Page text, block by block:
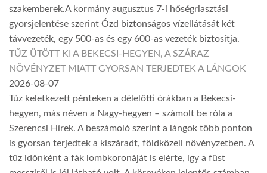
szakemberek.A kormány augusztus 7-i hőségriasztási
gyorsjelentése szerint Ózd biztonságos vízellátását két
távvezeték, egy 500-as és egy 600-as vezeték biztosítja.
TŰZ ÜTÖTT KI A BEKECSI-HEGYEN, A SZÁRAZ
NÖVÉNYZET MIATT GYORSAN TERJEDTEK A LÁNGOK
2026-08-07
Tűz keletkezett pénteken a délelőtti órákban a Bekecsi-
hegyen, más néven a Nagy-hegyen – számolt be róla a
Szerencsi Hírek. A beszámoló szerint a lángok több ponton
is gyorsan terjedtek a kiszáradt, földközeli növényzetben. A
tűz időnként a fák lombkoronáját is elérte, így a füst